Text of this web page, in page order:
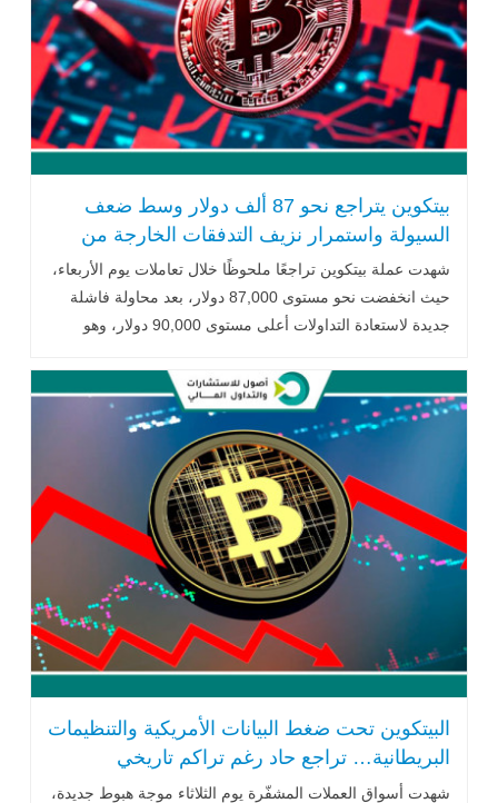
بيتكوين يتراجع نحو 87 ألف دولار وسط ضعف
السيولة واستمرار نزيف التدفقات الخارجة من
صناديق ETF
شهدت عملة بيتكوين تراجعًا ملحوظًا خلال تعاملات يوم الأربعاء،
حيث انخفضت نحو مستوى 87,000 دولار، بعد محاولة فاشلة
جديدة لاستعادة التداولات أعلى مستوى 90,000 دولار، وهو
البيتكوين تحت ضغط البيانات الأمريكية والتنظيمات
البريطانية… تراجع حاد رغم تراكم تاريخي
شهدت أسواق العملات المشفّرة يوم الثلاثاء موجة هبوط جديدة،